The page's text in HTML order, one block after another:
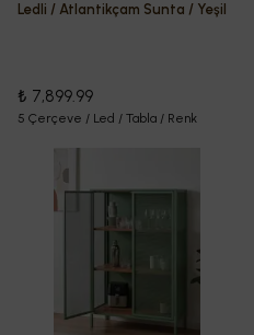
Ledli / Atlantikçam Sunta / Yeşil
₺ 7,899.99
5 Çerçeve / Led / Tabla / Renk